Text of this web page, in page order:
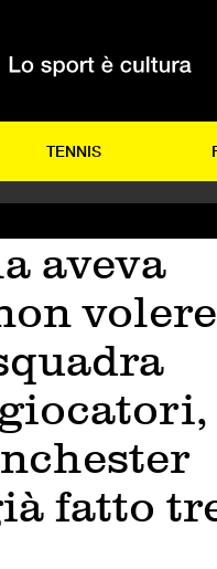
TENNIS
aveva
volere
fatto